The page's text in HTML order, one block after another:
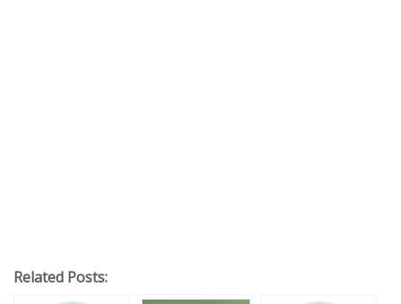
Related Posts: